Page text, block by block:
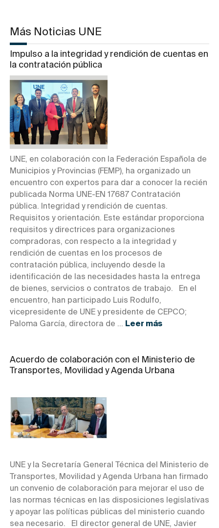
Más Noticias UNE
Impulso a la integridad y rendición de cuentas en
la contratación pública
UNE, en colaboración con la Federación Española de
Municipios y Provincias (FEMP), ha organizado un
encuentro con expertos para dar a conocer la recién
publicada Norma UNE-EN 17687 Contratación
pública. Integridad y rendición de cuentas.
Requisitos y orientación. Este estándar proporciona
requisitos y directrices para organizaciones
compradoras, con respecto a la integridad y
rendición de cuentas en los procesos de
contratación pública, incluyendo desde la
identificación de las necesidades hasta la entrega
de bienes, servicios o contratos de trabajo. En el
encuentro, han participado Luis Rodulfo,
vicepresidente de UNE y presidente de CEPCO;
Paloma García, directora de ... Leer más
Acuerdo de colaboración con el Ministerio de
Transportes, Movilidad y Agenda Urbana
UNE y la Secretaría General Técnica del Ministerio de
Transportes, Movilidad y Agenda Urbana han firmado
un convenio de colaboración para mejorar el uso de
las normas técnicas en las disposiciones legislativas
y apoyar las políticas públicas del ministerio cuando
sea necesario. El director general de UNE, Javier